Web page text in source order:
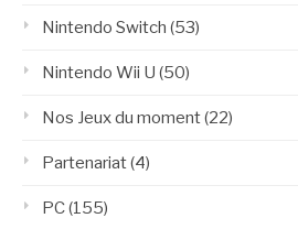
Nintendo Switch (53)
Nintendo Wii U (50)
Nos Jeux du moment(22)
Partenariat(4)
PC(155)